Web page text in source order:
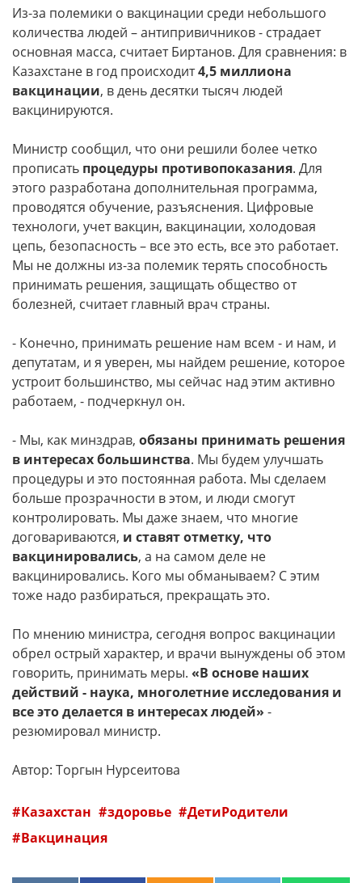
Из-за полемики о вакцинации среди небольшого
количества людей – антипривичников - страдает
основная масса, считает Биртанов. Для сравнения: в
Казахстане в год происходит4,5 миллиона
вакцинации, в день десятки тысяч людей
вакцинируются.
Министр сообщил, что они решили более четко
прописать процедуры противопоказания. Для
этого разработана дополнительная программа,
проводятся обучение, разъяснения. Цифровые
технологи, учет вакцин, вакцинации, холодовая
цепь, безопасность – все это есть, все это работает.
Мы не должны из-за полемик терять способность
принимать решения, защищать общество от
болезней, считает главный врач страны.
- Конечно, принимать решение нам всем - и нам, и
депутатам, и я уверен, мы найдем решение, которое
устроит большинство, мы сейчас над этим активно
работаем, - подчеркнул он.
- Мы, как минздрав, обязаны принимать решения
в интересах большинства. Мы будем улучшать
процедуры и это постоянная работа. Мы сделаем
больше прозрачности в этом, и люди смогут
контролировать. Мы даже знаем, что многие
договариваются, и ставят отметку, что
вакцинировались, а на самом деле не
вакцинировались. Кого мы обманываем? С этим
тоже надо разбираться, прекращать это.
По мнению министра, сегодня вопрос вакцинации
обрел острый характер, и врачи вынуждены об этом
говорить, принимать меры. «В основе наших
действий - наука, многолетние исследования и
все это делается в интересах людей» -
резюмировал министр.
Автор: Торгын Нурсеитова
Казахстан здоровье
ДетиРодители
Вакцинация